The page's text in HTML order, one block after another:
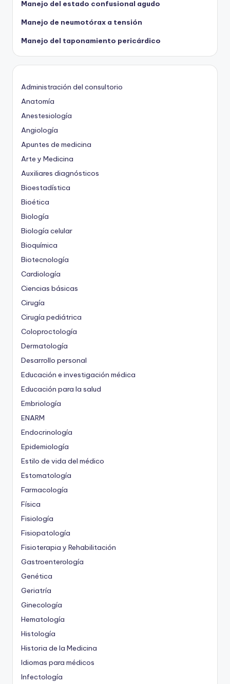
Manejo del estado confusional agudo
Manejo de neumotórax a tensión
Manejo del taponamiento pericárdico
Administración del consultorio
Anatomía
Anestesiología
Angiología
Apuntes de medicina
Arte y Medicina
Auxiliares diagnósticos
Bioestadística
Bioética
Biología
Biología celular
Bioquímica
Biotecnología
Cardiología
Ciencias básicas
Cirugía
Cirugía pediátrica
Coloproctología
Dermatología
Desarrollo personal
Educación e investigación médica
Educación para la salud
Embriología
ENARM
Endocrinología
Epidemiología
Estilo de vida del médico
Estomatología
Farmacología
Física
Fisiología
Fisiopatología
Fisioterapia y Rehabilitación
Gastroenterología
Genética
Geriatría
Ginecología
Hematología
Histología
Historia de la Medicina
Idiomas para médicos
Infectología